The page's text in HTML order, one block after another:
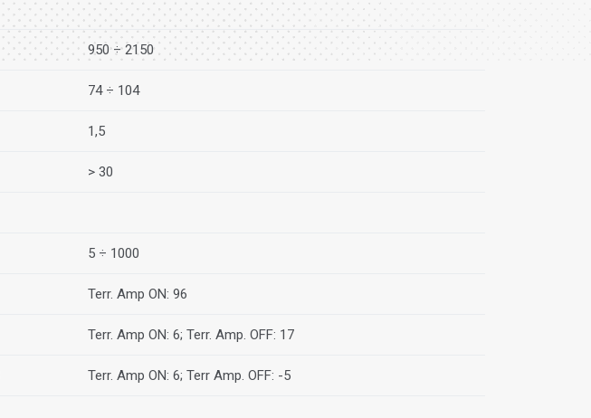
950 ÷ 2150
74 ÷ 104
1,5
> 30
5 ÷ 1000
Terr. Amp ON: 96
Terr. Amp ON: 6; Terr. Amp. OFF: 17
Terr. Amp ON: 6; Terr Amp. OFF: -5